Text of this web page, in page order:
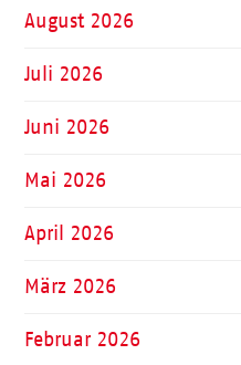
August 2026
Juli 2026
Juni 2026
Mai 2026
April 2026
März 2026
Februar 2026